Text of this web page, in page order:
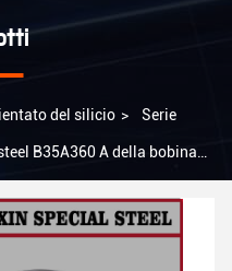
del silicio > Serie
B35A360 A della bobina